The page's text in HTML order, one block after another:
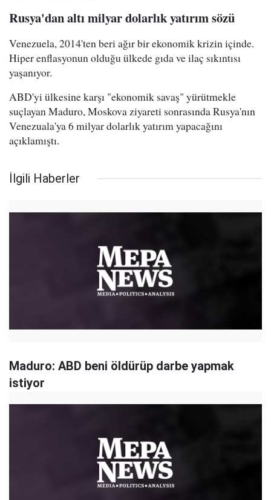
Rusya'dan altı milyar dolarlık yatırım sözü
Venezuela, 2014'ten beri ağır bir ekonomik krizin içinde.
Hiper enflasyonun olduğu ülkede gıda ve ilaç sıkıntısı
yaşanıyor.
ABD'yi ülkesine karşı "ekonomik savaş" yürütmekle
suçlayan Maduro, Moskova ziyareti sonrasında Rusya'nın
Venezuala'ya 6 milyar dolarlık yatırım yapacağını
açıklamıştı.
İlgili Haberler
Maduro: ABD beni öldürüp darbe yapmak
istiyor